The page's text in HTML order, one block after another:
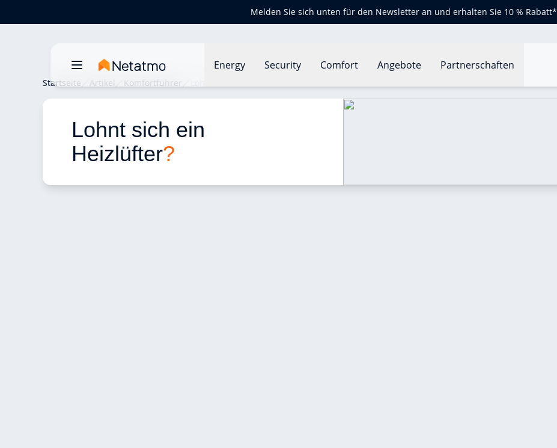
Melden Sie sich unten für den Newsletter an und erhalten Sie 10 % Rabatt*
Energy Security Comfort Angebote Partnerschaften
Startseite Artikel Komfortführer
Lohnt sich ein
Heizlüfter?